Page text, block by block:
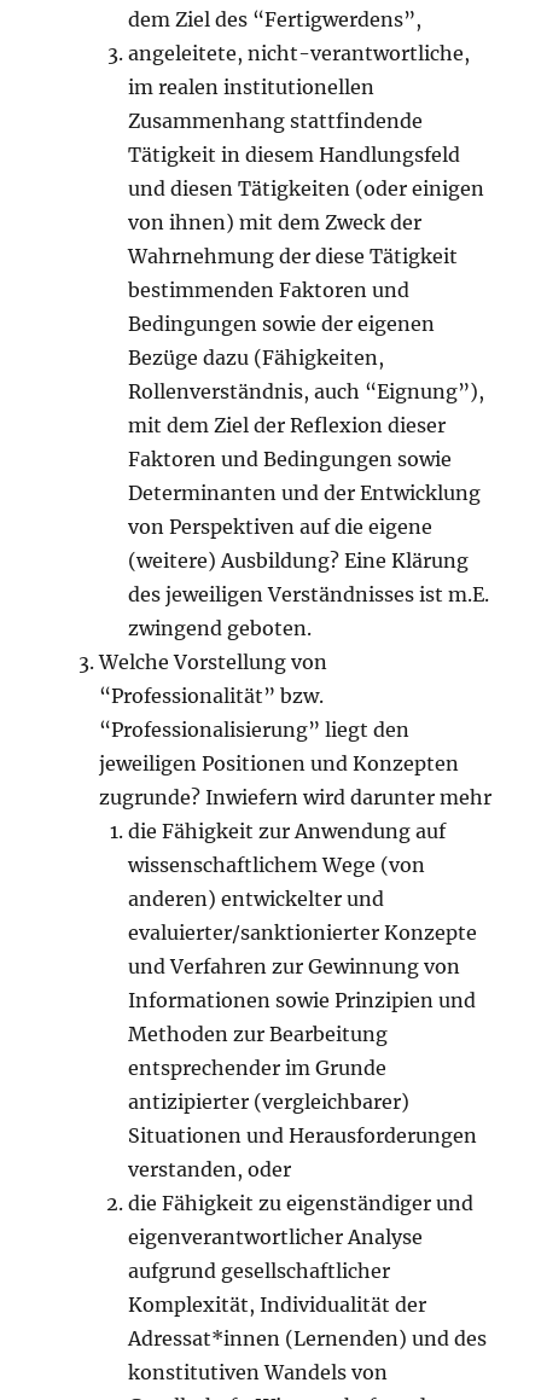
dem Ziel des “Fertigwerdens”,
angeleitete, nicht-verantwortliche,
im realen institutionellen
Zusammenhang stattfindende
Tätigkeit in diesem Handlungsfeld
und diesen Tätigkeiten (oder einigen
von ihnen) mit dem Zweck der
Wahrnehmung der diese Tätigkeit
bestimmenden Faktoren und
Bedingungen sowie der eigenen
Bezüge dazu (Fähigkeiten,
Rollenverständnis, auch “Eignung”),
mit dem Ziel der Reflexion dieser
Faktoren und Bedingungen sowie
Determinanten und der Entwicklung
von Perspektiven auf die eigene
(weitere) Ausbildung? Eine Klärung
des jeweiligen Verständnisses ist m.E.
zwingend geboten.
Welche Vorstellung von
“Professionalität” bzw.
“Professionalisierung” liegt den
jeweiligen Positionen und Konzepten
zugrunde? Inwiefern wird darunter mehr
die Fähigkeit zur Anwendung auf
wissenschaftlichem Wege (von
anderen) entwickelter und
evaluierter/sanktionierter Konzepte
und Verfahren zur Gewinnung von
Informationen sowie Prinzipien und
Methoden zur Bearbeitung
entsprechender im Grunde
antizipierter (vergleichbarer)
Situationen und Herausforderungen
verstanden, oder
die Fähigkeit zu eigenständiger und
eigenverantwortlicher Analyse
aufgrund gesellschaftlicher
Komplexität, Individualität der
Adressat*innen (Lernenden) und des
konstitutiven Wandels von